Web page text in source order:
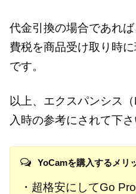
代金引換の場合であれ
費税を商品受け取り時
です。
以上、エクスパンシス
入時の参考にされて下さ
YoCamを購入するメリ
・超格安にしてGo